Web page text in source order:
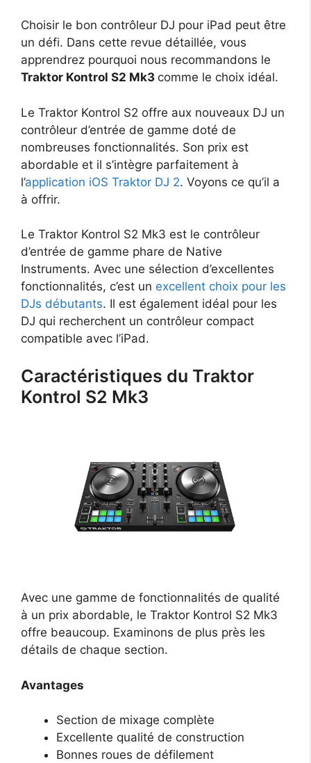
Choisir le bon contrôleur DJ pour iPad peut être
un défi. Dans cette revue détaillée, vous
apprendrez pourquoi nous recommandons le
Traktor Kontrol S2 Mk3 comme le choix idéal.
Le Traktor Kontrol S2 offre aux nouveaux DJ un
contrôleur d’entrée de gamme doté de
nombreuses fonctionnalités. Son prix est
abordable et il s’intègre parfaitement à
l’application iOS Traktor DJ 2. Voyons ce qu’il a
à offrir.
Le Traktor Kontrol S2 Mk3 est le contrôleur
d’entrée de gamme phare de Native
Instruments. Avec une sélection d’excellentes
fonctionnalités, c’est un excellent choix pour les
DJs débutants. Il est également idéal pour les
DJ qui recherchent un contrôleur compact
compatible avec l’iPad.
Caractéristiques du Traktor
Kontrol S2 Mk3
Avec une gamme de fonctionnalités de qualité
à un prix abordable, le Traktor Kontrol S2 Mk3
offre beaucoup. Examinons de plus près les
détails de chaque section.
Avantages
Section de mixage complète
Excellente qualité de construction
Bonnes roues de défilement